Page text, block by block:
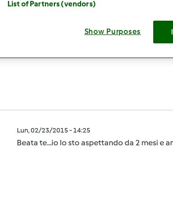
Meglio, i commento positivi ogni tanto si
Lun, 02/23/2015 - 14:25
Beata te...io lo sto aspettando da 2 mesi e
List of Partners (vendors)
Show Purposes